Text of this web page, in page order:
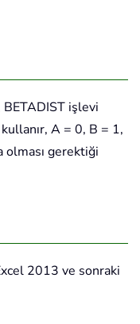
BETADIST işlevi
A = 0, B = 1,
olması gerektiği
2013 ve sonraki